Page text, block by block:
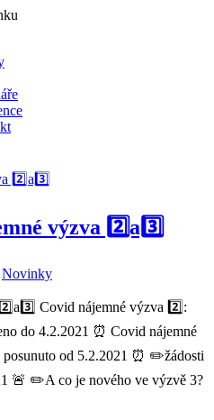
výzva 2️⃣a3️⃣
Novinky
Covid nájemné výzva 2️⃣:
do 4.2.2021 ⏰ Covid nájemné
od 5.2.2021 ⏰ ✏️žádosti
🚨 ✏️A co je nového ve výzvě 3?